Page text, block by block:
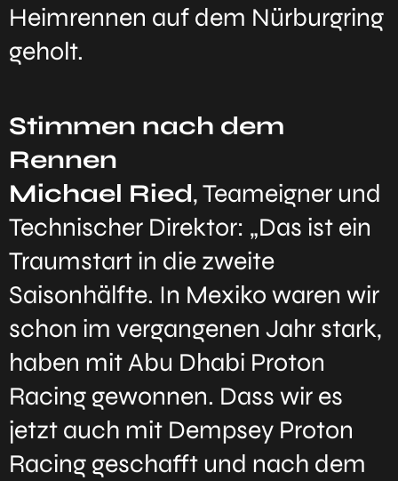
Heimrennen auf dem Nürburgring
geholt.
Stimmen nach dem
Rennen
Michael Ried, Teameigner und
Technischer Direktor: „Das ist ein
Traumstart in die zweite
Saisonhälfte. In Mexiko waren wir
schon im vergangenen Jahr stark,
haben mit Abu Dhabi Proton
Racing gewonnen. Dass wir es
jetzt auch mit Dempsey Proton
Racing geschafft und nach dem